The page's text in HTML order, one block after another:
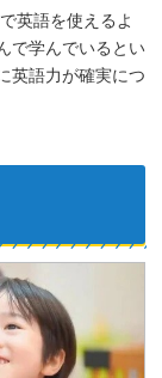
英語を使えるよ
で学んでいるとい
英語力が確実につ